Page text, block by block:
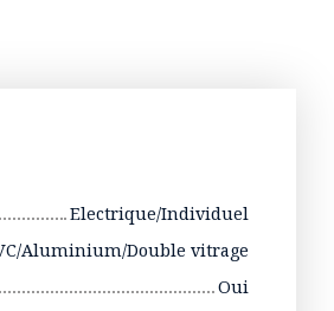
Electrique/Individuel
Aluminium/Double vitrage
Oui